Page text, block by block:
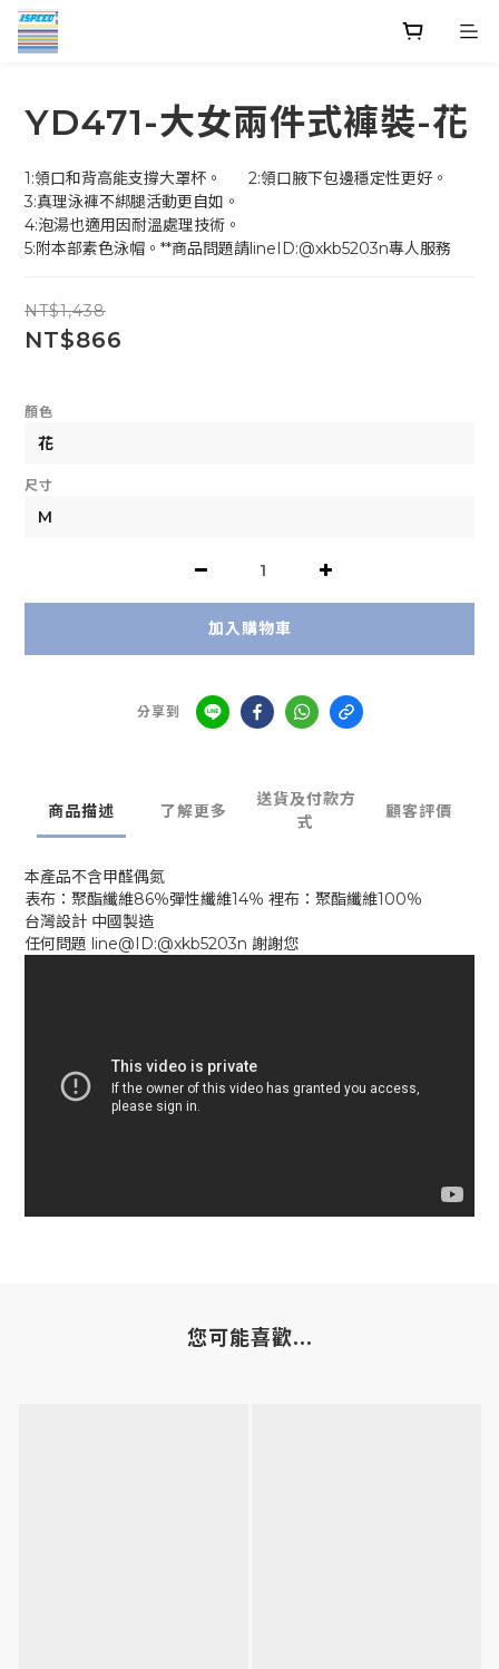
YD471-大女兩件式褲裝-花
1:領口和背高能支撐大罩杯。      2:領口腋下包邊穩定性更好。
3:真理泳褲不綁腿活動更自如。
4:泡湯也適用因耐溫處理技術。
5:附本部素色泳帽。**商品問題請lineID:@xkb5203n專人服務
NT$1,438
NT$866
顏色
尺寸
加入購物車
分享到
商品描述 了解更多
送貨及付款方
式
顧客評價
本產品不含甲醛偶氮
表布：聚酯纖維86％彈性纖維14％ 裡布：聚酯纖維100％
台灣設計 中國製造
任何問題 line@ID:@xkb5203n 謝謝您
您可能喜歡...